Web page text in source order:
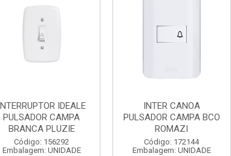
IDEALE
PULSADOR CAMPA
BRANCA PLUZIE
Código: 156292
Embalagem: UNIDADE
INTER CANOA
PULSADOR CAMPA BCO
ROMAZI
Código: 172144
Embalagem: UNIDADE